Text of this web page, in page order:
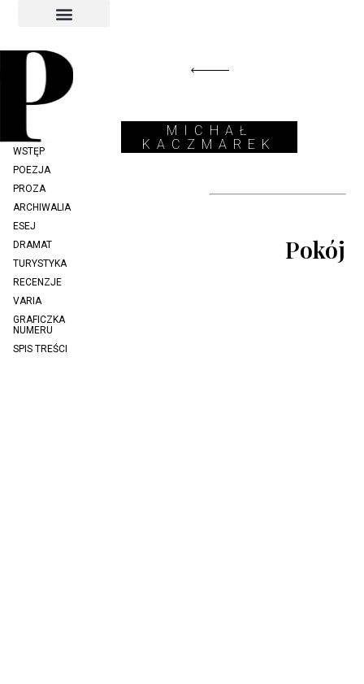
WSTĘP
POEZJA
PROZA
ARCHIWALIA
ESEJ
DRAMAT
TURYSTYKA
RECENZJE
VARIA
GRAFICZKA
NUMERU
SPIS TREŚCI
MICHAŁ
KACZMAREK
Pokój